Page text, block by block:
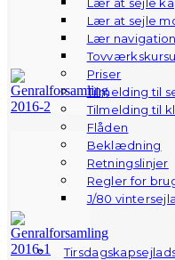
Lær at sejle
Lær navigation
Priser
Tilmelding til
Tilmelding til
Flåden
Beklædning
Retningslinjer
Regler for
J/80